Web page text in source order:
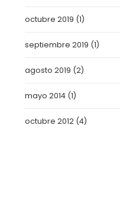
octubre 2019 (1)
septiembre 2019 (1)
agosto 2019 (2)
mayo 2014 (1)
octubre 2012 (4)